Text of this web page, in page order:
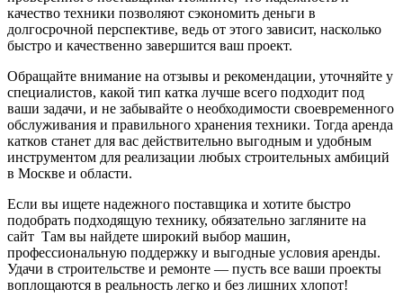
качество техники позволяют сэкономить деньги в
долгосрочной перспективе, ведь от этого зависит, насколько
быстро и качественно завершится ваш проект.
Обращайте внимание на отзывы и рекомендации, уточняйте у
специалистов, какой тип катка лучше всего подходит под
ваши задачи, и не забывайте о необходимости своевременного
обслуживания и правильного хранения техники. Тогда аренда
катков станет для вас действительно выгодным и удобным
инструментом для реализации любых строительных амбиций
в Москве и области.
Если вы ищете надежного поставщика и хотите быстро
подобрать подходящую технику, обязательно загляните на
сайт Там вы найдете широкий выбор машин,
профессиональную поддержку и выгодные условия аренды.
Удачи в строительстве и ремонте — пусть все ваши проекты
воплощаются в реальность легко и без лишних хлопот!